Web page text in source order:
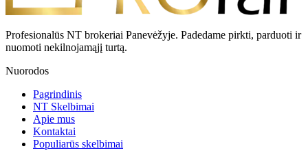
Profesionalūs NT brokeriai Panevėžyje. Padedame pirkti, parduoti ir
nuomoti nekilnojamąjį turtą.
Nuorodos
Pagrindinis
NT Skelbimai
Apie mus
Kontaktai
Populiarūs skelbimai